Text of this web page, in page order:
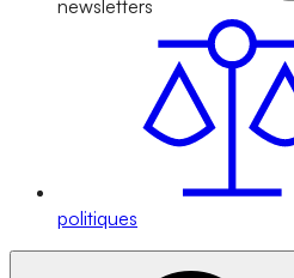
newsletters
politiques